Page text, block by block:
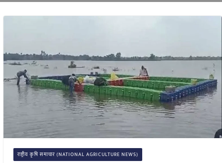
राष्ट्रीय कृषि समाचार (NATIONAL AGRICULTURE NEWS)